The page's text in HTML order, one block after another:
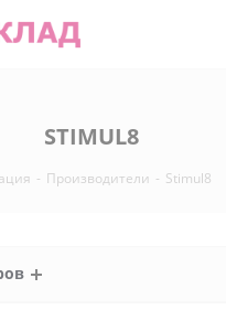
STIMUL8
- Производители - Stimul8